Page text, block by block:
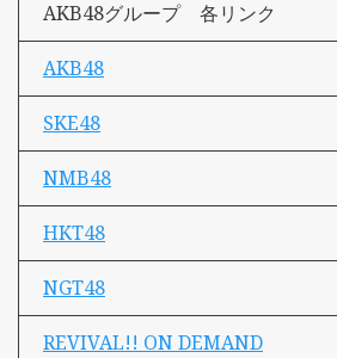
AKB48グループ 各リンク
AKB48
SKE48
NMB48
HKT48
NGT48
REVIVAL!! ON DEMAND